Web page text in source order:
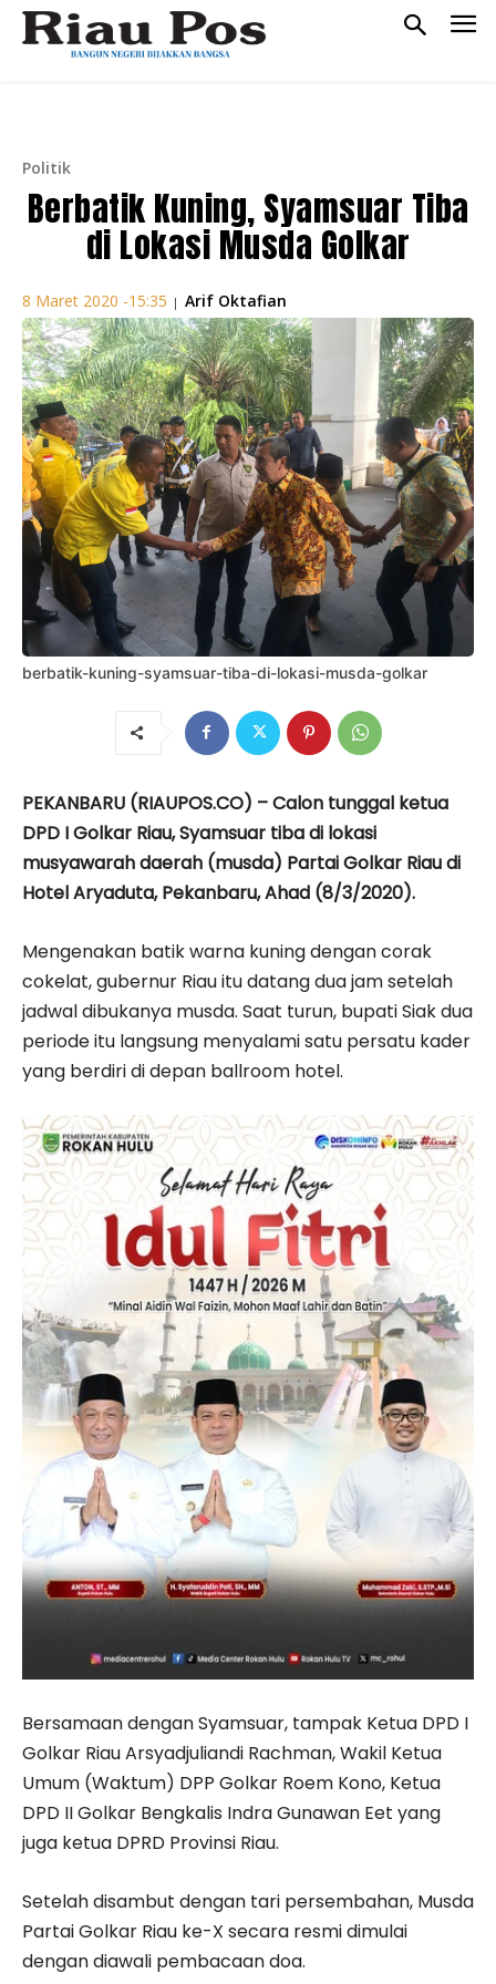
Politik
Berbatik Kuning, Syamsuar Tiba
di Lokasi Musda Golkar
8 Maret 2020 -15:35 | Arif Oktafian
berbatik-kuning-syamsuar-tiba-di-lokasi-musda-golkar
PEKANBARU (RIAUPOS.CO) – Calon tunggal ketua
DPD I Golkar Riau, Syamsuar tiba di lokasi
musyawarah daerah (musda) Partai Golkar Riau di
Hotel Aryaduta, Pekanbaru, Ahad (8/3/2020).
Mengenakan batik warna kuning dengan corak
cokelat, gubernur Riau itu datang dua jam setelah
jadwal dibukanya musda. Saat turun, bupati Siak dua
periode itu langsung menyalami satu persatu kader
yang berdiri di depan ballroom hotel.
Bersamaan dengan Syamsuar, tampak Ketua DPD I
Golkar Riau Arsyadjuliandi Rachman, Wakil Ketua
Umum (Waktum) DPP Golkar Roem Kono, Ketua
DPD II Golkar Bengkalis Indra Gunawan Eet yang
juga ketua DPRD Provinsi Riau.
Setelah disambut dengan tari persembahan, Musda
Partai Golkar Riau ke-X secara resmi dimulai
dengan diawali pembacaan doa.